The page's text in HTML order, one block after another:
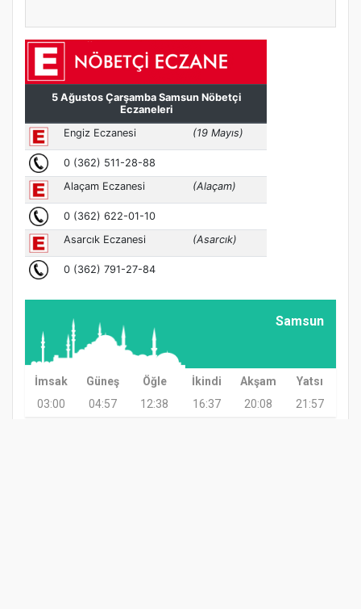
Samsun
İmsak Güneş Öğle İkindi Akşam
Yatsı
03:00
04:57 12:38 16:37 20:08 21:57